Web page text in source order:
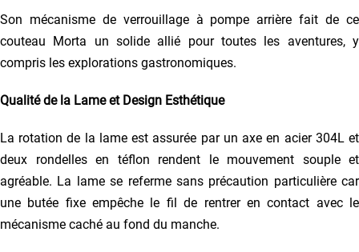
Son mécanisme de verrouillage à pompe arrière fait de ce
couteau Morta un solide allié pour toutes les aventures, y
compris les explorations gastronomiques.
Qualité de la Lame et Design Esthétique
La rotation de la lame est assurée par un axe en acier 304L et
deux rondelles en téflon rendent le mouvement souple et
agréable. La lame se referme sans précaution particulière car
une butée fixe empêche le fil de rentrer en contact avec le
mécanisme caché au fond du manche.